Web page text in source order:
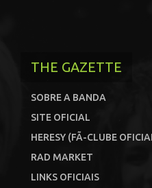
THE GAZETTE
SOBRE A BANDA
SITE OFICIAL
HERESY (FÃ-CLUBE
RAD MARKET
LINKS OFICIAIS